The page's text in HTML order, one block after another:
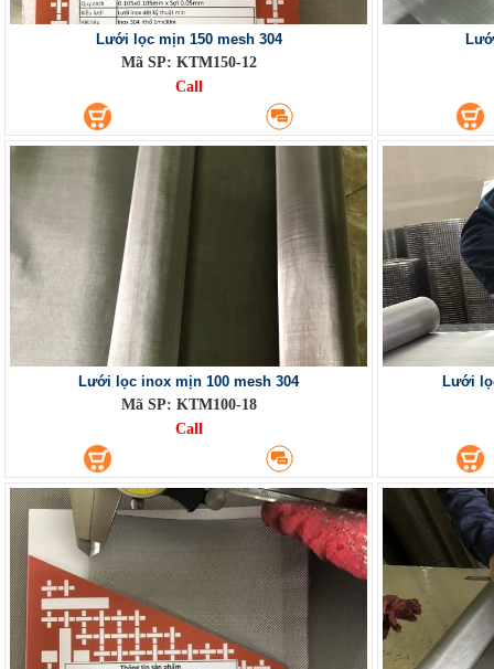
Lưới lọc mịn 150 mesh 304
Mã SP: KTM150-12
Call
Lưới lọc inox mịn 100 mesh 304
Mã SP: KTM100-18
Call
Lưới